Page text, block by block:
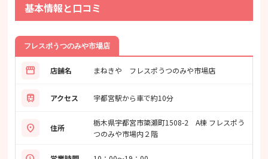
基本情報と口コミ
フレスポうつのみや市場店
storefront 店舗名 まねきや フレスポうつのみや市場店
train アクセス 宇都宮駅から車で約10分
location_on 住所
栃木県宇都宮市簗瀬町1508-2 A棟 フレスポう
つのみや市場内２階